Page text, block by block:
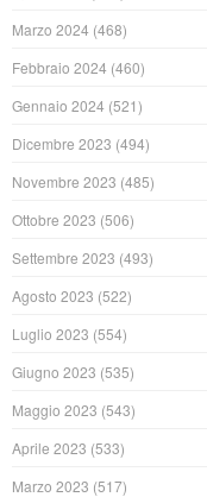
Marzo 2024 (468)
Febbraio 2024 (460)
Gennaio 2024 (521)
Dicembre 2023 (494)
Novembre 2023 (485)
Ottobre 2023 (506)
Settembre 2023 (493)
Agosto 2023 (522)
Luglio 2023 (554)
Giugno 2023 (535)
Maggio 2023 (543)
Aprile 2023 (533)
Marzo 2023 (517)